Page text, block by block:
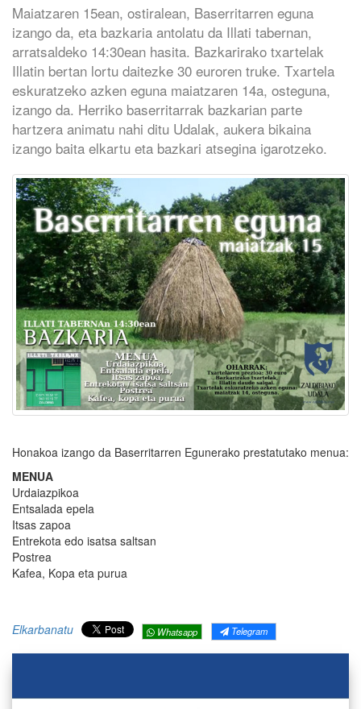
Maiatzaren 15ean, ostiralean, Baserritarren eguna
izango da, eta bazkaria antolatu da Illati tabernan,
arratsaldeko 14:30ean hasita. Bazkarirako txartelak
Illatin bertan lortu daitezke 30 euroren truke. Txartela
eskuratzeko azken eguna maiatzaren 14a, osteguna,
izango da. Herriko baserritarrak bazkarian parte
hartzera animatu nahi ditu Udalak, aukera bikaina
izango baita elkartu eta bazkari atsegina igarotzeko.
Honakoa izango da Baserritarren Egunerako prestatutako menua:
MENUA
Urdaiazpikoa
Entsalada epela
Itsas zapoa
Entrekota edo isatsa saltsan
Postrea
Kafea, Kopa eta purua
Elkarbanatu Whatsapp Telegram